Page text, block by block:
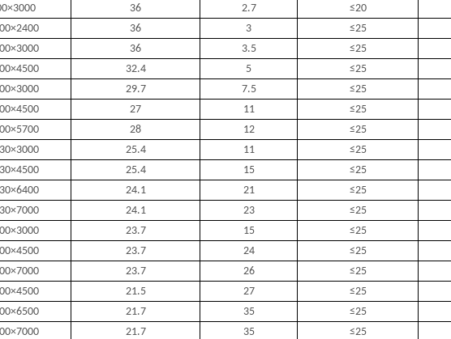
36 2.7 ≤20
36 3 ≤25
36 3.5 ≤25
32.4 5 ≤25
29.7 7.5 ≤25
27 11 ≤25
28 12 ≤25
25.4 11 ≤25
25.4 15 ≤25
24.1 21 ≤25
24.1 23 ≤25
23.7 15 ≤25
23.7 24 ≤25
23.7 26 ≤25
21.5 27 ≤25
21.7 35 ≤25
21.7 35 ≤25